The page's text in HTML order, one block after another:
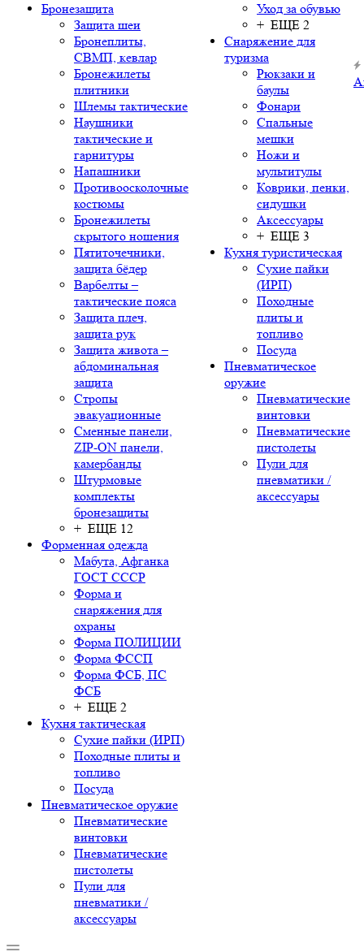
Бронезащита
Защита шеи
Бронеплиты,
СВМП, кевлар
Бронежилеты
плитники
Шлемы тактические
Наушники
тактические и
гарнитуры
Напашники
Противоосколочные
костюмы
Бронежилеты
скрытого ношения
Пятиточечники,
защита бёдер
Варбелты –
тактические пояса
Защита плеч,
защита рук
Защита живота –
абдоминальная
защита
Стропы
эвакуационные
Сменные панели,
ZIP-ON панели,
камербанды
Штурмовые
комплекты
бронезащиты
+ ЕЩЕ 12
Форменная одежда
Мабута, Афганка
ГОСТ СССР
Форма и
снаряжения для
охраны
Форма ПОЛИЦИИ
Форма ФССП
Форма ФСБ, ПС
ФСБ
+ ЕЩЕ 2
Кухня тактическая
Сухие пайки (ИРП)
Походные плиты и
топливо
Посуда
Пневматическое оружие
Пневматические
винтовки
Пневматические
пистолеты
Пули для
пневматики /
аксессуары
Уход за обувью
+ ЕЩЕ 2
Снаряжение для
туризма
Рюкзаки и
баулы
Фонари
Спальные
мешки
Ножи и
мультитулы
Коврики, пенки,
сидушки
Аксессуары
+ ЕЩЕ 3
Кухня туристическая
Сухие пайки
(ИРП)
Походные
плиты и
топливо
Посуда
Пневматическое
оружие
Пневматические
винтовки
Пневматические
пистолеты
Пули для
пневматики /
аксессуары